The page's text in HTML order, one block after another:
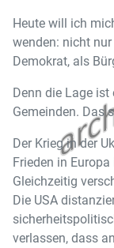
Heute will ich
wenden: nicht
Demokrat, als
Denn die Lage ist
Gemeinden. Das
Der Krieg in der
Frieden in
Gleichzeitig
Die USA
verlassen, dass